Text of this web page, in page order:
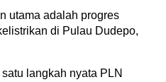
utama adalah progres
di Pulau Dudepo,
langkah nyata PLN